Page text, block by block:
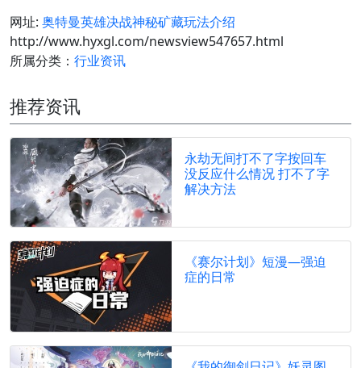
网址: 奥特曼英雄决战神秘矿藏玩法介绍
http://www.hyxgl.com/newsview547657.html
所属分类： 行业资讯
推荐资讯
永劫无间打不了字按回车
没反应什么情况 打不了字
解决方法
《赛尔计划》短漫—强迫
症的日常